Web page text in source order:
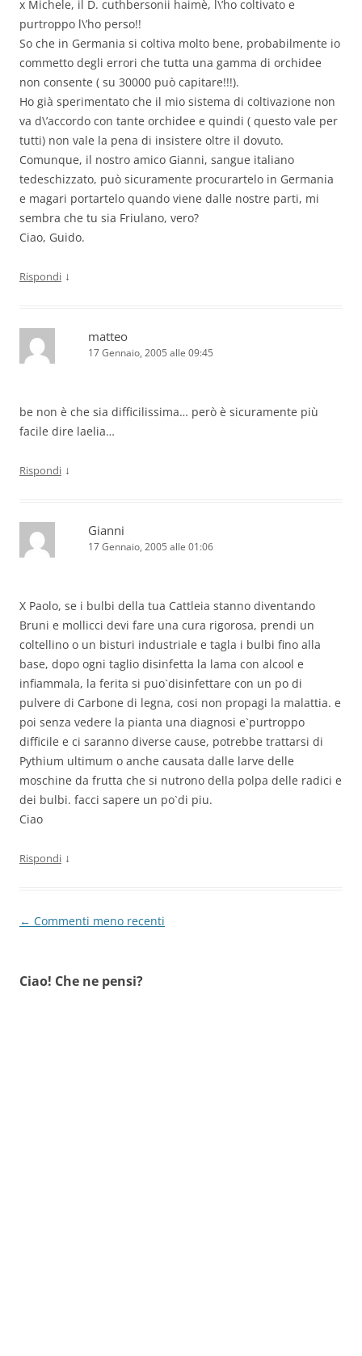
x Michele, il D. cuthbersonii haimè, l\’ho coltivato e
purtroppo l\’ho perso!!
So che in Germania si coltiva molto bene, probabilmente io
commetto degli errori che tutta una gamma di orchidee
non consente ( su 30000 può capitare!!!).
Ho già sperimentato che il mio sistema di coltivazione non
va d\’accordo con tante orchidee e quindi ( questo vale per
tutti) non vale la pena di insistere oltre il dovuto.
Comunque, il nostro amico Gianni, sangue italiano
tedeschizzato, può sicuramente procurartelo in Germania
e magari portartelo quando viene dalle nostre parti, mi
sembra che tu sia Friulano, vero?
Ciao, Guido.
Rispondi ↓
matteo
17 Gennaio, 2005 alle 09:45
be non è che sia difficilissima… però è sicuramente più
facile dire laelia…
Rispondi ↓
Gianni
17 Gennaio, 2005 alle 01:06
X Paolo, se i bulbi della tua Cattleia stanno diventando
Bruni e mollicci devi fare una cura rigorosa, prendi un
coltellino o un bisturi industriale e tagla i bulbi fino alla
base, dopo ogni taglio disinfetta la lama con alcool e
infiammala, la ferita si puo`disinfettare con un po di
pulvere di Carbone di legna, cosi non propagi la malattia. e
poi senza vedere la pianta una diagnosi e`purtroppo
difficile e ci saranno diverse cause, potrebbe trattarsi di
Pythium ultimum o anche causata dalle larve delle
moschine da frutta che si nutrono della polpa delle radici e
dei bulbi. facci sapere un po`di piu.
Ciao
Rispondi ↓
Navigazione
← Commenti meno recenti
Ciao! Che ne pensi?